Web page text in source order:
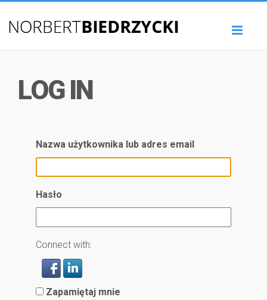
LOG IN
Nazwa użytkownika lub adres email
Hasło
Connect with:
Zapamiętaj mnie